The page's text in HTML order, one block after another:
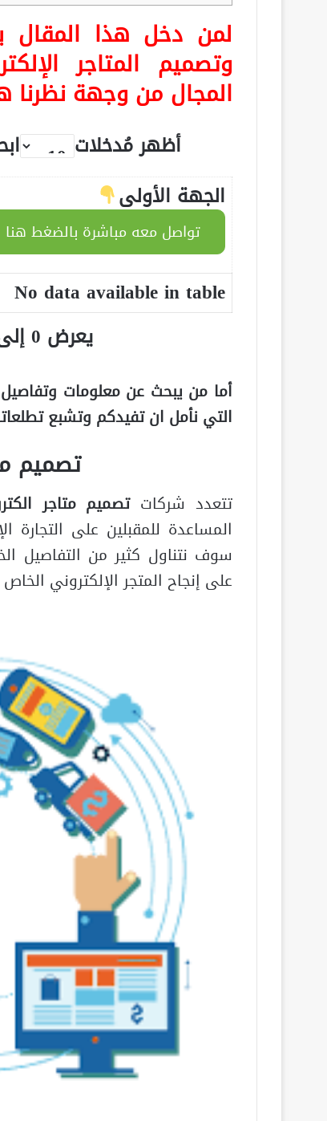
لمن دخل هذا
وتصميم المتاجر
المجال من وجهة نظرنا
أظهر مُدخلات
الجهة الأولى
تواصل معه مباشرة بالضغط هنا
No data available in table
يعرض 0 إلى 0 من أصل 0 سجلّ
أما من يبحث عن معلومات وتفاصيل
التي نأمل ان تفيدكم وتشبع
تصميم
تتعدد شركاتتصميم متاجر
المساعدة للمقبلين على التجارة
سوف نتناول كثير من التفاصيل
على إنجاح المتجر الإلكتروني